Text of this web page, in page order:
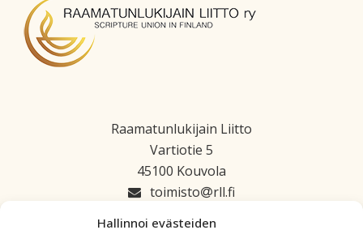
Hallinnoi evästeiden
Raamatunlukijain Liitto
Vartiotie 5
45100 Kouvola
toimisto
rll.fi